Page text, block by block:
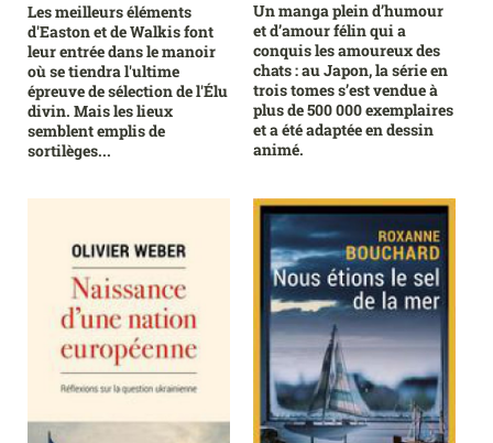
Les meilleurs éléments
d'Easton et de Walkis font
leur entrée dans le manoir
où se tiendra l'ultime
épreuve de sélection de l'Élu
divin. Mais les lieux
semblent emplis de
sortilèges...
Un manga plein d’humour
et d’amour félin qui a
conquis les amoureux des
chats : au Japon, la série en
trois tomes s’est vendue à
plus de 500 000 exemplaires
et a été adaptée en dessin
animé.